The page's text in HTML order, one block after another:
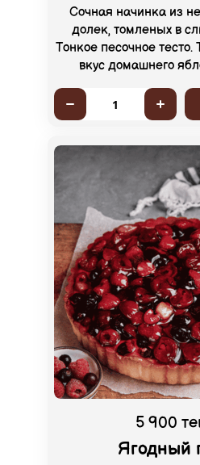
Сочная начинка из
долек, томленых в
Тонкое песочное
вкус домашнего
1
5 900
Ягодный